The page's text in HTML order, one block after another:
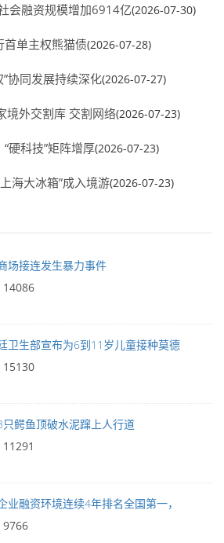
会融资规模增加6914亿(2026-07-30)
首单主权熊猫债(2026-07-28)
”协同发展持续深化(2026-07-27)
境外交割库 交割网络(2026-07-23)
硬科技”矩阵增厚(2026-07-23)
海大冰箱”成入境游(2026-07-23)
场接连发生暴力事件
14086
卫生部宣布为6到11岁儿童接种莫德
15130
只鳄鱼顶破水泥蹿上人行道
业融资环境连续4年排名全国第一，
9766